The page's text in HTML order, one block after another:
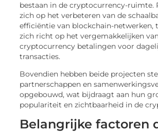
bestaan in de cryptocurrency-ruimte.
zich op het verbeteren van de
efficiëntie van blockchain-netwerken,
zich richt op het vergemakkelijken
cryptocurrency betalingen voor
transacties.
Bovendien hebben beide projecten
partnerschappen en
opgebouwd, wat bijdraagt aan hun
populariteit en zichtbaarheid in de
Belangrijke factoren